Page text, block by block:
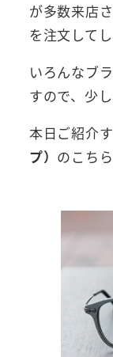
が多数来店
を注文して
いろんなブ
すので、少
本日ご紹介す
プ） のこち